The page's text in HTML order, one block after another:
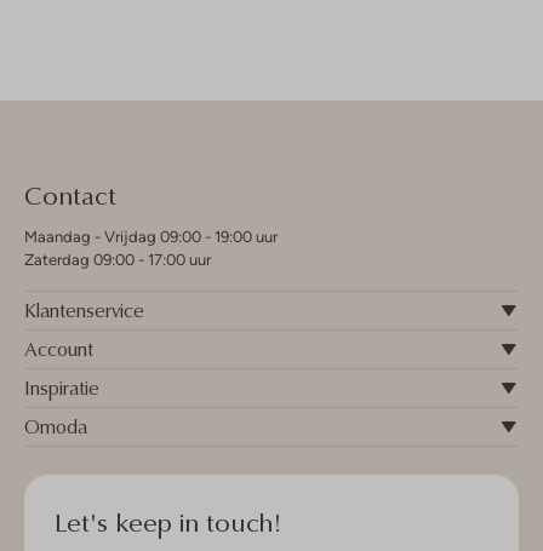
Contact
Maandag - Vrijdag 09:00 - 19:00 uur
Zaterdag 09:00 - 17:00 uur
Klantenservice
Account
Inspiratie
Omoda
Let's keep in touch!